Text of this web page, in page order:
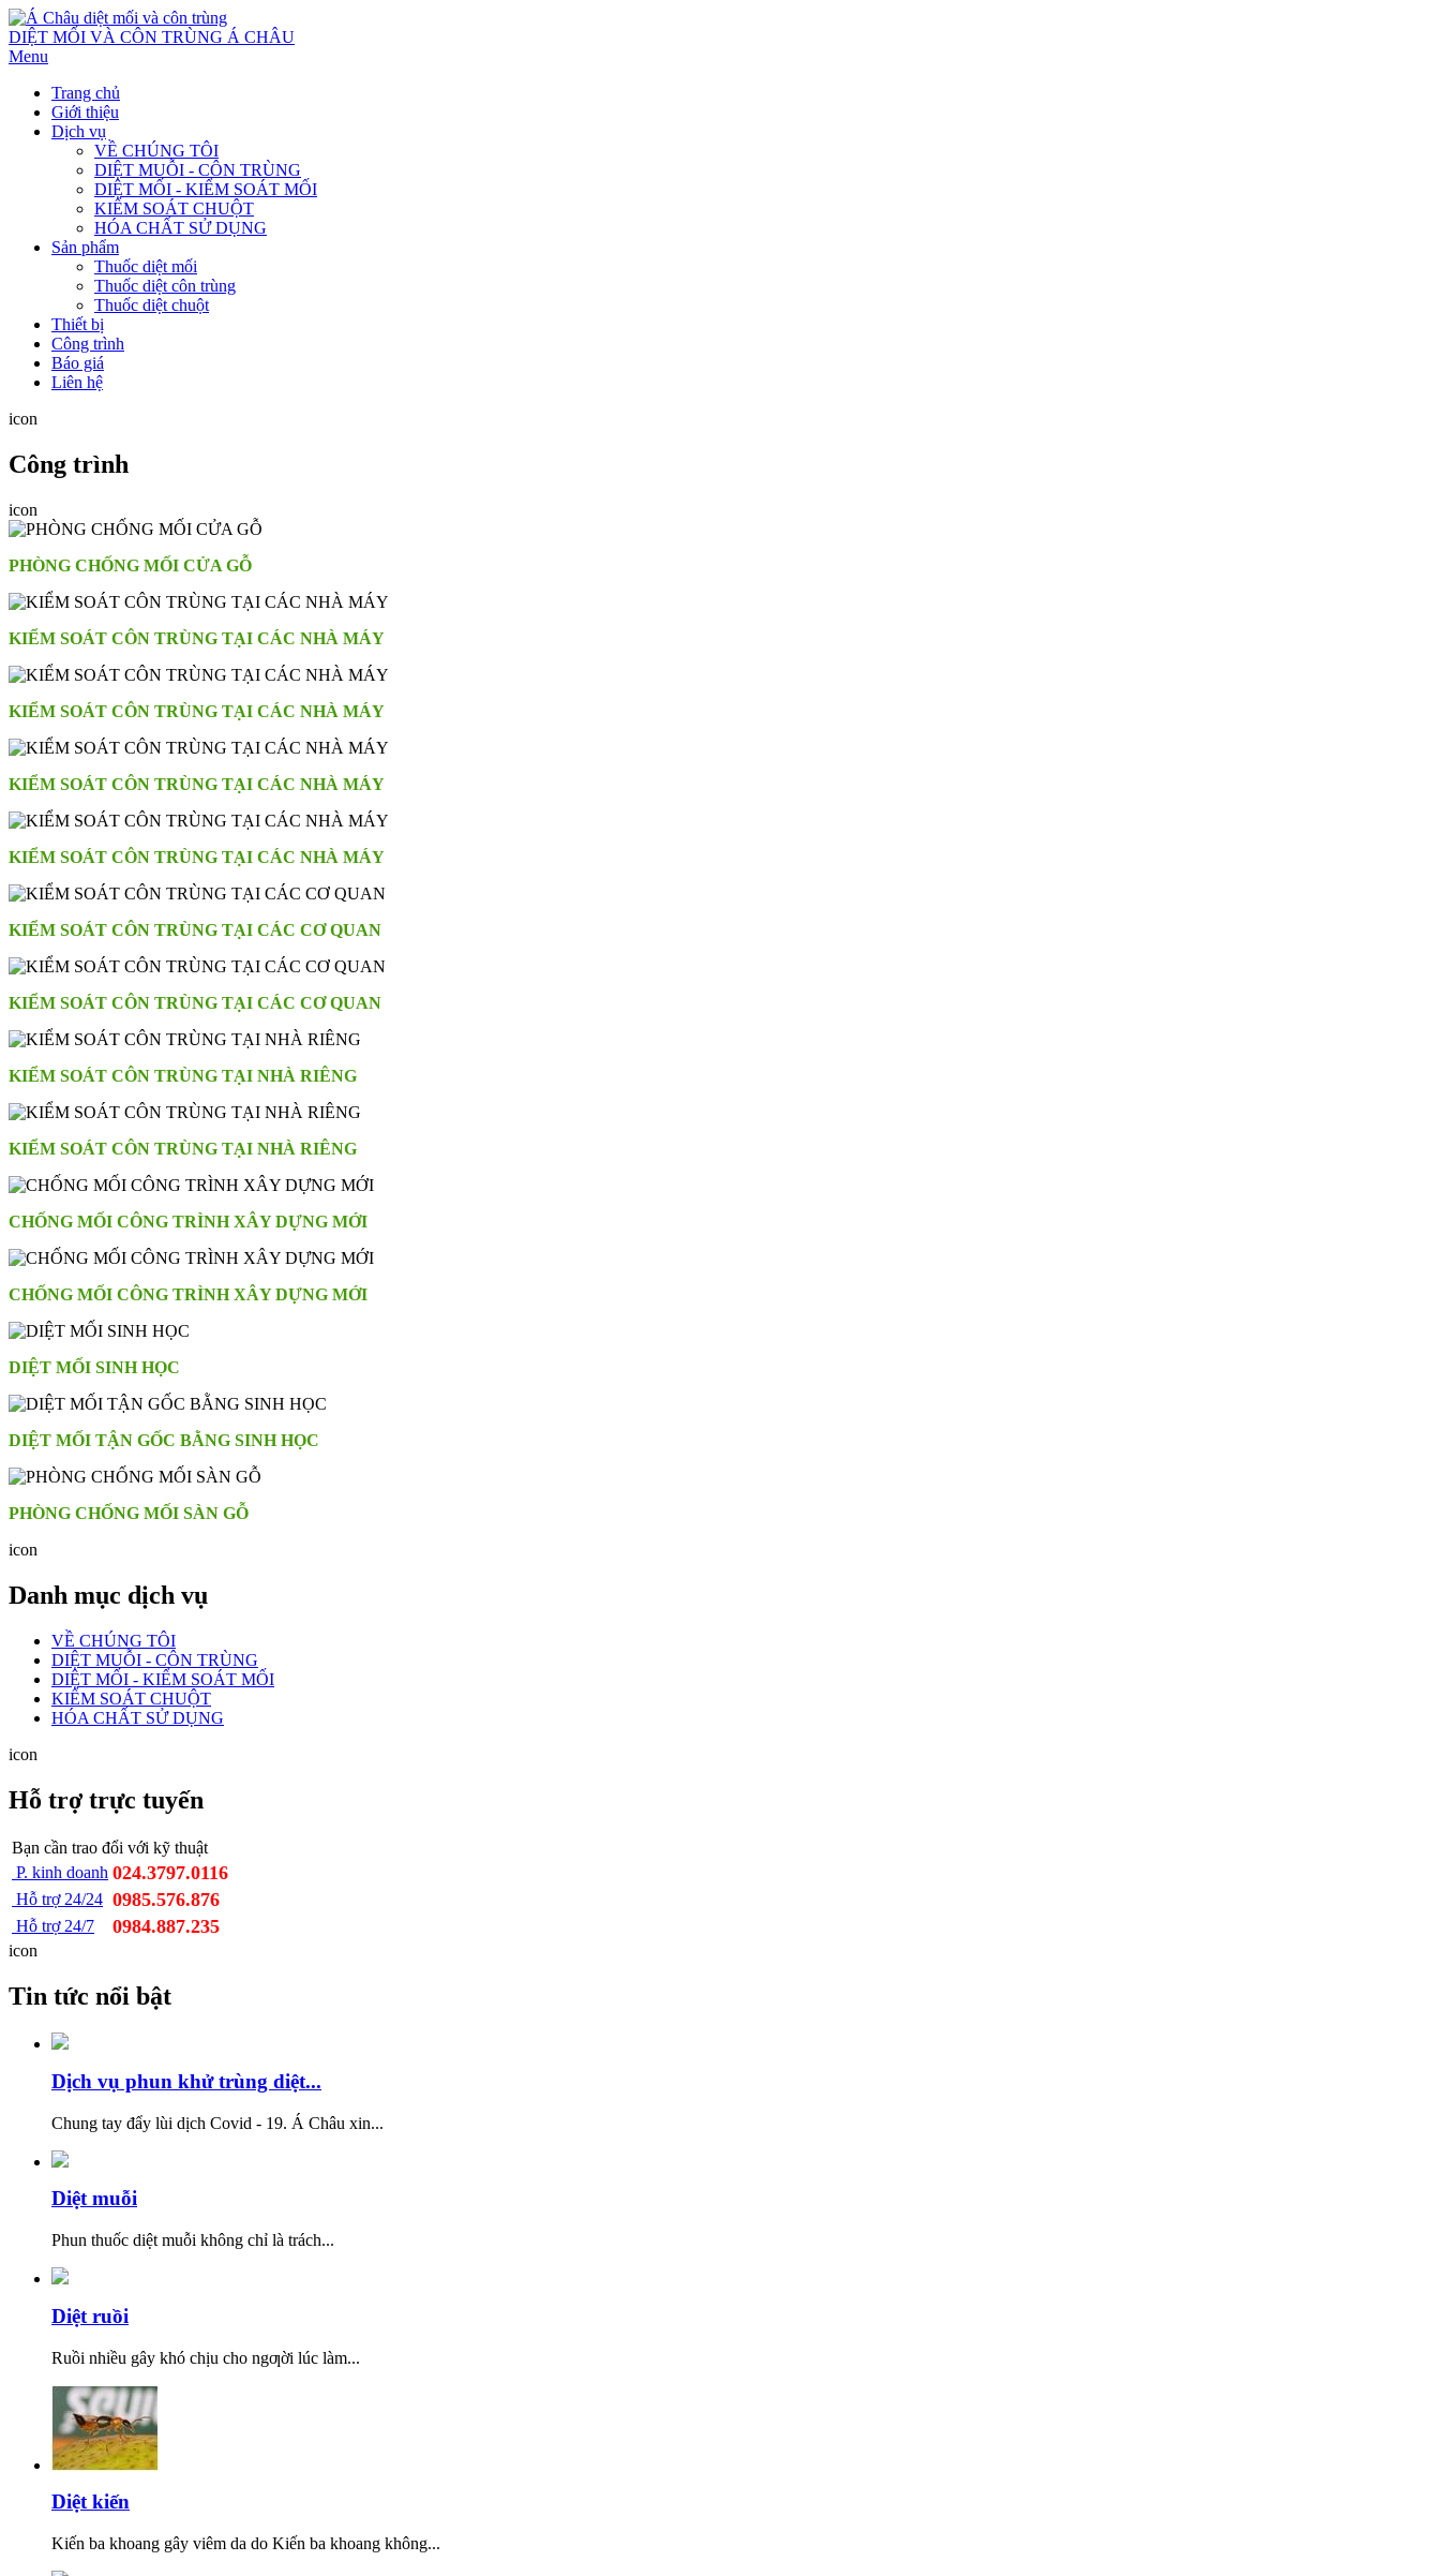
DIỆT MỐI VÀ CÔN TRÙNG Á CHÂU
Menu
Trang chủ
Giới thiệu
Dịch vụ
VỀ CHÚNG TÔI
DIỆT MUỖI - CÔN TRÙNG
DIỆT MỐI - KIỂM SOÁT MỐI
KIỂM SOÁT CHUỘT
HÓA CHẤT SỬ DỤNG
Sản phẩm
Thuốc diệt mối
Thuốc diệt côn trùng
Thuốc diệt chuột
Thiết bị
Công trình
Báo giá
Liên hệ
icon
Công trình
icon
PHÒNG CHỐNG MỐI CỬA GỖ
KIỂM SOÁT CÔN TRÙNG TẠI CÁC NHÀ MÁY
KIỂM SOÁT CÔN TRÙNG TẠI CÁC NHÀ MÁY
KIỂM SOÁT CÔN TRÙNG TẠI CÁC NHÀ MÁY
KIỂM SOÁT CÔN TRÙNG TẠI CÁC NHÀ MÁY
KIỂM SOÁT CÔN TRÙNG TẠI CÁC CƠ QUAN
KIỂM SOÁT CÔN TRÙNG TẠI CÁC CƠ QUAN
KIỂM SOÁT CÔN TRÙNG TẠI NHÀ RIÊNG
KIỂM SOÁT CÔN TRÙNG TẠI NHÀ RIÊNG
CHỐNG MỐI CÔNG TRÌNH XÂY DỰNG MỚI
CHỐNG MỐI CÔNG TRÌNH XÂY DỰNG MỚI
DIỆT MỐI SINH HỌC
DIỆT MỐI TẬN GỐC BẰNG SINH HỌC
PHÒNG CHỐNG MỐI SÀN GỖ
icon
Danh mục dịch vụ
VỀ CHÚNG TÔI
DIỆT MUỖI - CÔN TRÙNG
DIỆT MỐI - KIỂM SOÁT MỐI
KIỂM SOÁT CHUỘT
HÓA CHẤT SỬ DỤNG
icon
Hỗ trợ trực tuyến
Bạn cần trao đổi với kỹ thuật
P. kinh doanh 024.3797.0116
Hỗ trợ 24/24 0985.576.876
Hỗ trợ 24/7 0984.887.235
icon
Tin tức nổi bật
Dịch vụ phun khử trùng diệt...
Chung tay đẩy lùi dịch Covid - 19. Á Châu xin...
Diệt muỗi
Phun thuốc diệt muỗi không chỉ là trách...
Diệt ruồi
Ruồi nhiều gây khó chịu cho ngƣời lúc làm...
Diệt kiến
Kiến ba khoang gây viêm da do Kiến ba khoang không...